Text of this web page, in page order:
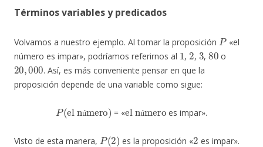
Términos variables y predicados
Volvamos a nuestro ejemplo. Al tomar la proposición
P
«el
número es impar», podríamos referirnos al
1
,
2
,
3
,
80
o
20,000
. Así, es más conveniente pensar en que la
proposición depende de una variable como sigue:
el número
= «
el número
es impar».
Visto de esta manera,
P( 2)
es la proposición «
2
es impar».